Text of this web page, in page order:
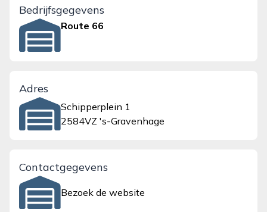
Bedrijfsgegevens
Route 66
Adres
Schipperplein 1
2584VZ 's-Gravenhage
Contactgegevens
Bezoek de website